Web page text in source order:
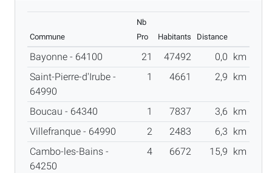
Commune
Nb
Pro
Habitants Distance
Bayonne - 64100 21 47492 0,0
km
Saint-Pierre-d'Irube -
64990
1 4661 2,9 km
Boucau - 64340 1 7837 3,6
km
Villefranque - 64990
2 2483 6,3
km
Cambo-les-Bains -
64250
4 6672 15,9 km